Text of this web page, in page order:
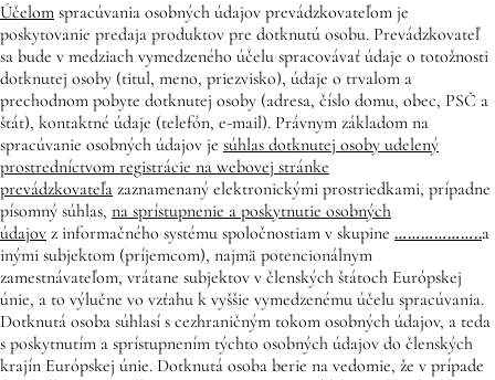
Účelom spracúvania osobných údajov prevádzkovateľom je
poskytovanie predaja produktov pre dotknutú osobu. Prevádzkovateľ
sa bude v medziach vymedzeného účelu spracovávať údaje o totožnosti
dotknutej osoby (titul, meno, priezvisko), údaje o trvalom a
prechodnom pobyte dotknutej osoby (adresa, číslo domu, obec, PSČ a
štát), kontaktné údaje (telefón, e-mail). Právnym základom na
spracúvanie osobných údajov je súhlas dotknutej osoby udelený
prostredníctvom registrácie na webovej stránke
prevádzkovateľa zaznamenaný elektronickými prostriedkami, prípadne
písomný súhlas, na sprístupnenie a poskytnutie osobných
údajov z informačného systému spoločnostiam v skupine ………………..a
inými subjektom (príjemcom), najmä potencionálnym
zamestnávateľom, vrátane subjektov v členských štátoch Európskej
únie, a to výlučne vo vzťahu k vyššie vymedzenému účelu spracúvania.
Dotknutá osoba súhlasí s cezhraničným tokom osobných údajov, a teda
s poskytnutím a sprístupnením týchto osobných údajov do členských
krajín Európskej únie. Dotknutá osoba berie na vedomie, že v prípade